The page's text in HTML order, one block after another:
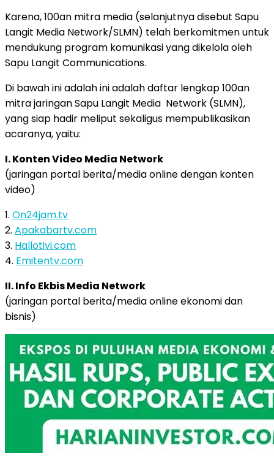
Karena, 100an mitra media (selanjutnya disebut Sapu
Langit Media Network/SLMN) telah berkomitmen untuk
mendukung program komunikasi yang dikelola oleh
Sapu Langit Communications.
Di bawah ini adalah ini adalah daftar lengkap 100an
mitra jaringan Sapu Langit Media Network (SLMN),
yang siap hadir meliput sekaligus mempublikasikan
acaranya, yaitu:
I. Konten Video Media Network
(jaringan portal berita/media online dengan konten
video)
1. On24jam.tv
2. Apakabartv.com
3. Hallotivi.com
4. Emitentv.com
II. Info Ekbis Media Network
(jaringan portal berita/media online ekonomi dan
bisnis)